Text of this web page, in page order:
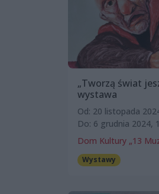
„Tworzą świat
wystawa
Od: 20 listopada
Do: 6 grudnia 2024,
Dom Kultury „13
Wystawy